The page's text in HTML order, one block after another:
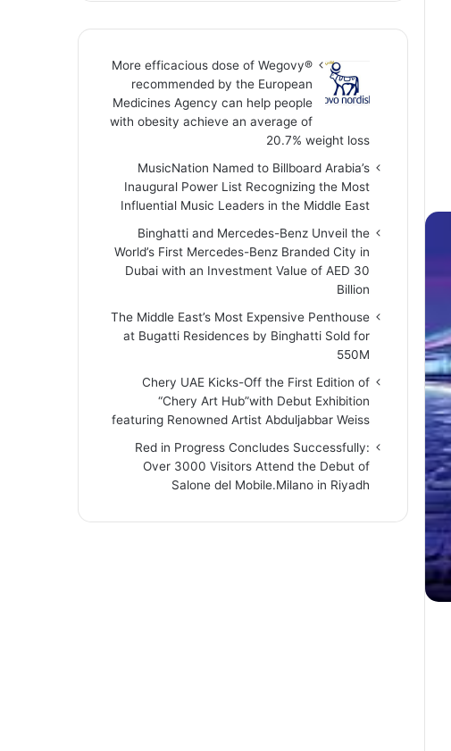
More efficacious dose of Wegovy®️
recommended by the European
Medicines Agency can help people
with obesity achieve an average of
20.7% weight loss
MusicNation Named to Billboard Arabia’s
Inaugural Power List Recognizing the Most
Influential Music Leaders in the Middle East
Binghatti and Mercedes-Benz Unveil the
World’s First Mercedes-Benz Branded City in
Dubai with an Investment Value of AED 30
Billion
The Middle East’s Most Expensive Penthouse
at Bugatti Residences by Binghatti Sold for
550M
Chery UAE Kicks-Off the First Edition of
“Chery Art Hub”with Debut Exhibition
featuring Renowned Artist Abduljabbar Weiss
Red in Progress Concludes Successfully:
Over 3000 Visitors Attend the Debut of
Salone del Mobile.Milano in Riyadh